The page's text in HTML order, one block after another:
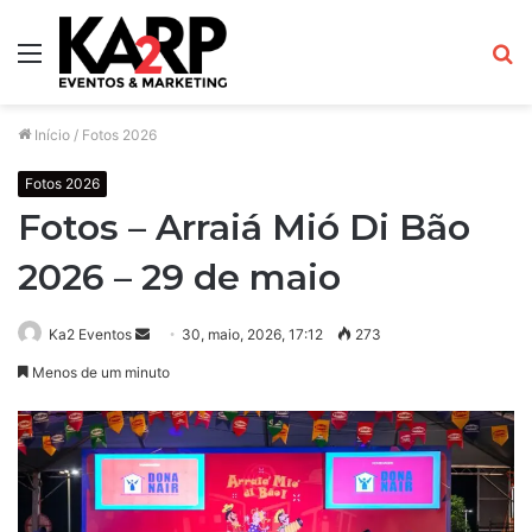
Menu
Início / Fotos 2026
Fotos 2026
Fotos – Arraiá Mió Di Bão
2026 – 29 de maio
Ka2 Eventos
d
e
u
m
30, maio, 2026, 17:12 273
Menos de um minuto